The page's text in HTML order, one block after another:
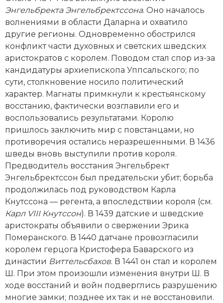
Энгельбректа Энгельбректссона. Оно началось
волнениями в области Даларна и охватило
другие регионы. Одновременно обострился
конфликт части духовных и светских шведских
аристократов с королем. Поводом стал спор из-за
кандидатуры архиепископа Уппсальского; по
сути, столкновение носило политический
характер. Магнаты примкнули к крестьянскому
восстанию, фактически возглавили его и
воспользовались результатами. Королю
пришлось заключить мир с повстанцами, но
противоречия остались неразрешенными. В 1436
шведы вновь выступили против короля.
Предводитель восстания Энгельбрект
Энгельбректссон был предательски убит; борьба
продолжилась под руководством Карла
Кнутссона — регента, а впоследствии короля (см.
Карл VIII Кнутссон). В 1439 датские и шведские
аристократы объявили о свержении Эрика
Померанского. В 1440 датчане провозгласили
королем герцога Кристофера Баварского из
династии Виттельсбахов. В 1441 он стал и королем
Ш. При этом произошли изменения внутри Ш. В
ходе восстаний и вой­н подверглись разрушению
многие замки; позднее их так и не восстановили.